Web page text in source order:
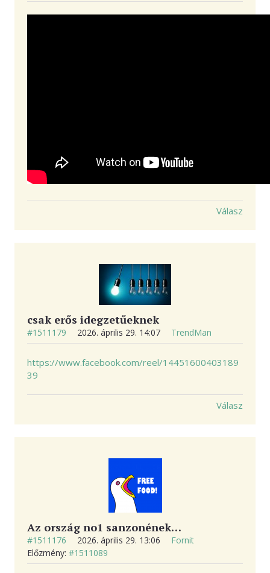
Válasz
csak erős idegzetűeknek
#1511179 2026. április 29. 14:07 TrendMan
https://www.facebook.com/reel/14451600403189
39
Válasz
Az ország no1 sanzonének…
#1511176 2026. április 29. 13:06
Fornit
Előzmény: #1511089